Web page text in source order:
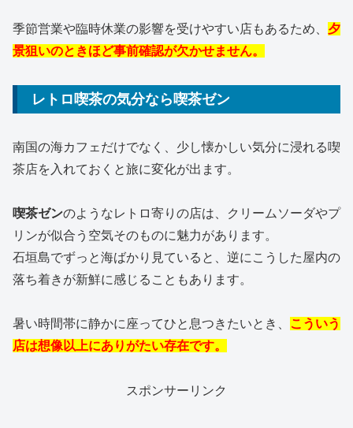
季節営業や臨時休業の影響を受けやすい店もあるため、 夕
景狙いのときほど事前確認が欠かせません。
レトロ喫茶の気分なら喫茶ゼン
南国の海カフェだけでなく、少し懐かしい気分に浸れる喫
茶店を入れておくと旅に変化が出ます。
喫茶ゼンのようなレトロ寄りの店は、クリームソーダやプ
リンが似合う空気そのものに魅力があります。
石垣島でずっと海ばかり見ていると、逆にこうした屋内の
落ち着きが新鮮に感じることもあります。
暑い時間帯に静かに座ってひと息つきたいとき、 こういう
店は想像以上にありがたい存在です。
スポンサーリンク